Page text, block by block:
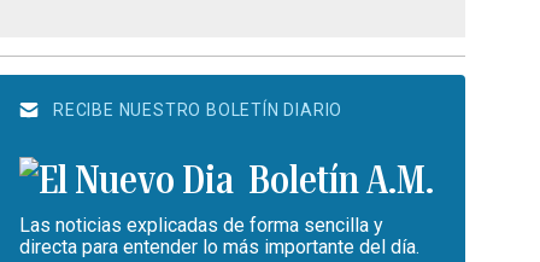
RECIBE NUESTRO BOLETÍN DIARIO
Boletín A.M.
Las noticias explicadas de forma sencilla y
directa para entender lo más importante del día.